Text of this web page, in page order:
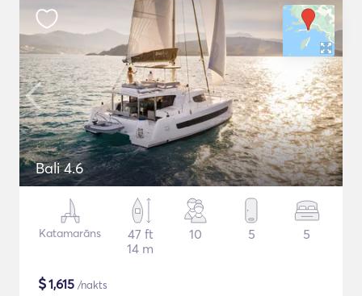
Bali 4.6
Katamarāns
47 ft
14 m
10 5 5
$1,615 /nakts